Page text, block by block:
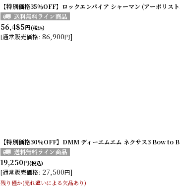
【特別価格35％OFF】ロックエンパイア シャーマン (アーボリス
56,485円(税込)
[通常販売価格: 86,900円]
【特別価格30％OFF】DMM ディーエムエム ネクサス3 Bow to
19,250円(税込)
[通常販売価格: 27,500円]
残り僅か(売れ違いによる欠品あり)